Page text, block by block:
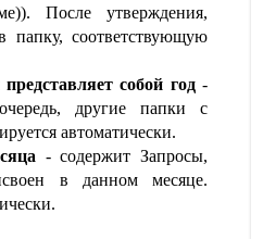
После утверждения,
папку, соответствующую
собой год-
другие папки с
автоматически.
- содержит Запросы,
в данном месяце.